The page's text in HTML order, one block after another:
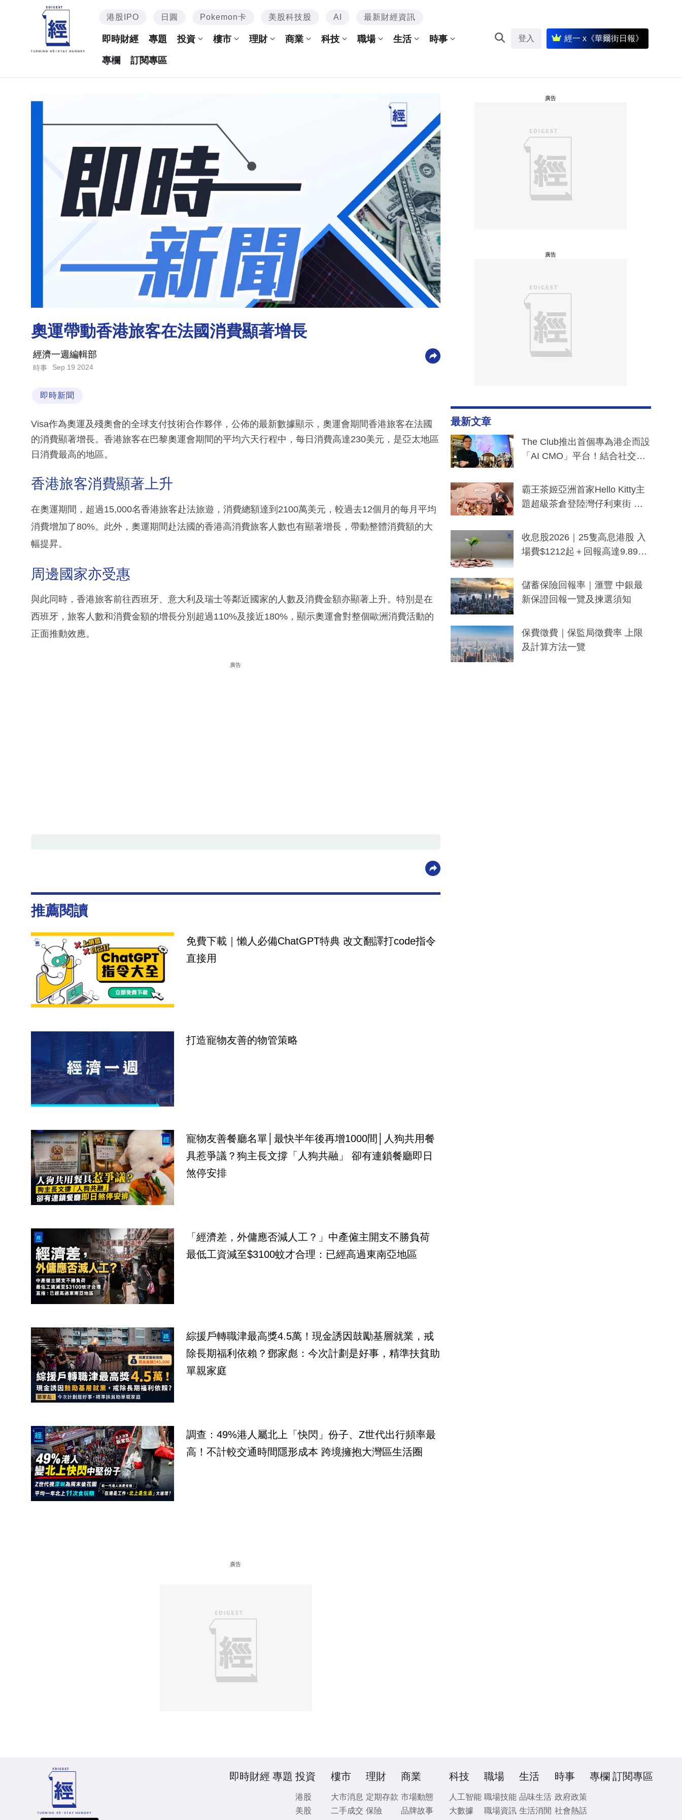
港股IPO 日圓 Pokemon卡 美股科技股 AI 最新財經資訊
即時財經 專題 投資 樓市 理財 商業 科技 職場 生活 時事
專欄 訂閱專區
登入 經一 x《華爾街日報》
奧運帶動香港旅客在法國消費顯著增長
經濟一週編輯部
時事 Sep 19 2024
即時新聞
Visa作為奧運及殘奧會的全球支付技術合作夥伴，公佈的最新數據顯示，奧運會期間香港旅客在法國
的消費顯著增長。香港旅客在巴黎奧運會期間的平均六天行程中，每日消費高達230美元，是亞太地區
日消費最高的地區。
香港旅客消費顯著上升
在奧運期間，超過15,000名香港旅客赴法旅遊，消費總額達到2100萬美元，較過去12個月的每月平均
消費增加了80%。此外，奧運期間赴法國的香港高消費旅客人數也有顯著增長，帶動整體消費額的大
幅提昇。
周邊國家亦受惠
與此同時，香港旅客前往西班牙、意大利及瑞士等鄰近國家的人數及消費金額亦顯著上升。特別是在
西班牙，旅客人數和消費金額的增長分別超過110%及接近180%，顯示奧運會對整個歐洲消費活動的
正面推動效應。
廣告
推薦閱讀
免費下載｜懶人必備ChatGPT特典 改文翻譯打code指令
直接用
打造寵物友善的物管策略
寵物友善餐廳名單│最快半年後再增1000間│人狗共用餐
具惹爭議？狗主長文撐「人狗共融」 卻有連鎖餐廳即日
煞停安排
「經濟差，外傭應否減人工？」中產僱主開支不勝負荷
最低工資減至$3100蚊才合理：已經高過東南亞地區
綜援戶轉職津最高獎4.5萬！現金誘因鼓勵基層就業，戒
除長期福利依賴？鄧家彪：今次計劃是好事，精準扶貧助
單親家庭
調查：49%港人屬北上「快閃」份子、Z世代出行頻率最
高！不計較交通時間隱形成本 跨境擁抱大灣區生活圈
廣告
廣告
廣告
最新文章
The Club推出首個專為港企而設
「AI CMO」平台！結合社交聆
分鐘生成「貼地」宣傳短片
霸王茶姬亞洲首家Hello Kitty主
題超級茶倉登陸灣仔利東街 推
y及香港限定特調系列
收息股2026｜25隻高息港股 入
場費$1212起＋回報高達9.89
儲蓄保險回報率｜滙豐 中銀最
新保證回報一覽及揀選須知
保費徵費｜保監局徵費率 上限
及計算方法一覽
即時財經 專題 投資
港股
美股
樓市
大市消息
二手成交
理財
定期存款
保險
商業
市場動態
品牌故事
科技
人工智能
大數據
職場
職場技能
職場資訊
生活
品味生活
生活消閒
時事
政府政策
社會熱話
專欄 訂閱專區